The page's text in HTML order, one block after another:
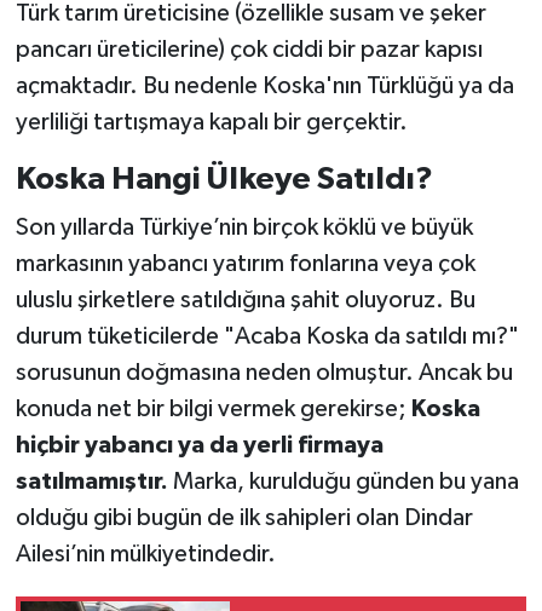
Türk tarım üreticisine (özellikle susam ve şeker
pancarı üreticilerine) çok ciddi bir pazar kapısı
açmaktadır. Bu nedenle Koska'nın Türklüğü ya da
yerliliği tartışmaya kapalı bir gerçektir.
Koska Hangi Ülkeye Satıldı?
Son yıllarda Türkiye’nin birçok köklü ve büyük
markasının yabancı yatırım fonlarına veya çok
uluslu şirketlere satıldığına şahit oluyoruz. Bu
durum tüketicilerde "Acaba Koska da satıldı mı?"
sorusunun doğmasına neden olmuştur. Ancak bu
konuda net bir bilgi vermek gerekirse; Koska
hiçbir yabancı ya da yerli firmaya
satılmamıştır. Marka, kurulduğu günden bu yana
olduğu gibi bugün de ilk sahipleri olan Dindar
Ailesi’nin mülkiyetindedir.